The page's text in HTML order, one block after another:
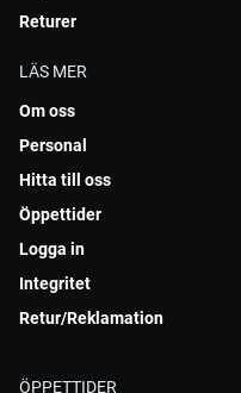
Returer
LÄS MER
Om oss
Personal
Hitta till oss
Öppettider
Logga in
Integritet
Retur/Reklamation
ÖPPETTIDER